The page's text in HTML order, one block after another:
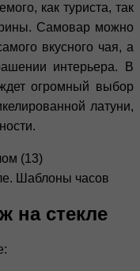
как туриста, так
Самовар можно
вкусного чая, а
интерьера. В
огромный выбор
латуни,
на стекле